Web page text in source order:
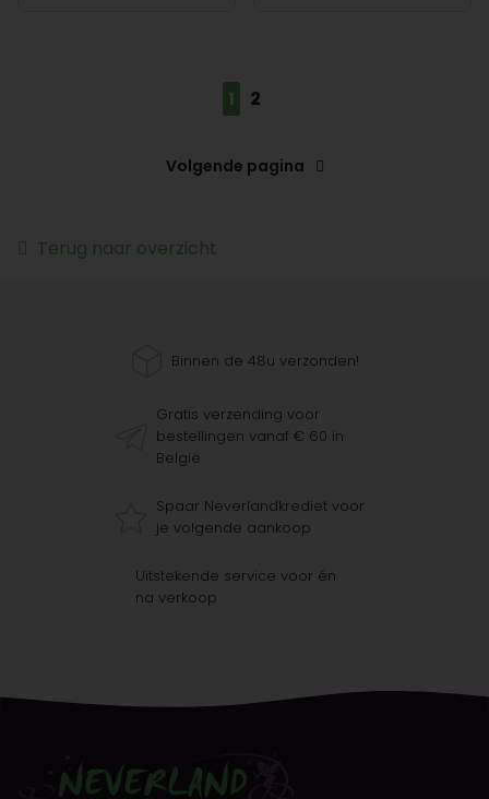
1 2
Volgende pagina
Terug naar overzicht
Binnen de 48u verzonden!
Gratis verzending voor
bestellingen vanaf € 60 in
België
Spaar Neverlandkrediet voor
je volgende aankoop
Uitstekende service voor én
na verkoop